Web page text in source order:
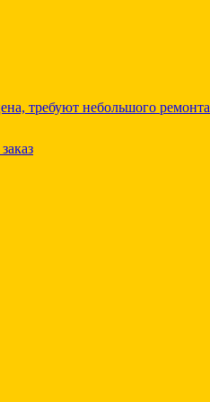
требуют небольшого ремонта